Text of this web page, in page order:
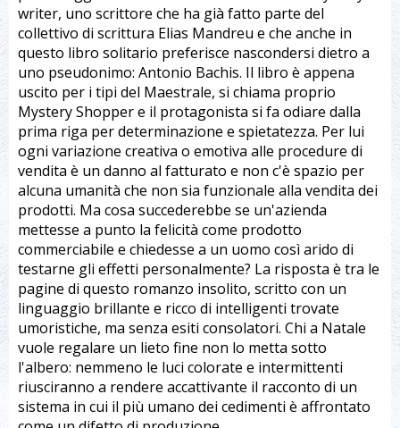
writer, uno scrittore che ha già fatto parte del
collettivo di scrittura Elias Mandreu e che anche in
questo libro solitario preferisce nascondersi dietro a
uno pseudonimo: Antonio Bachis. Il libro è appena
uscito per i tipi del Maestrale, si chiama proprio
Mystery Shopper e il protagonista si fa odiare dalla
prima riga per determinazione e spietatezza. Per lui
ogni variazione creativa o emotiva alle procedure di
vendita è un danno al fatturato e non c'è spazio per
alcuna umanità che non sia funzionale alla vendita dei
prodotti. Ma cosa succederebbe se un'azienda
mettesse a punto la felicità come prodotto
commerciabile e chiedesse a un uomo così arido di
testarne gli effetti personalmente? La risposta è tra le
pagine di questo romanzo insolito, scritto con un
linguaggio brillante e ricco di intelligenti trovate
umoristiche, ma senza esiti consolatori. Chi a Natale
vuole regalare un lieto fine non lo metta sotto
l'albero: nemmeno le luci colorate e intermittenti
riusciranno a rendere accattivante il racconto di un
sistema in cui il più umano dei cedimenti è affrontato